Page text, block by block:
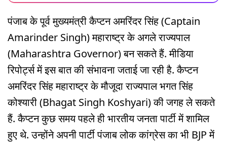
पंजाब के पूर्व मुख्यमंत्री कैप्टन अमरिंदर सिंह (Captain
Amarinder Singh) महाराष्ट्र के अगले राज्यपाल
(Maharashtra Governor) बन सकते हैं. मीडिया
रिपोर्ट्स में इस बात की संभावना जताई जा रही है. कैप्टन
अमरिंदर सिंह महाराष्ट्र के मौजूदा राज्यपाल भगत सिंह
कोश्यारी (Bhagat Singh Koshyari) की जगह ले सकते
हैं. कैप्टन कुछ समय पहले ही भारतीय जनता पार्टी में शामिल
हुए थे. उन्होंने अपनी पार्टी पंजाब लोक कांग्रेस का भी BJP में